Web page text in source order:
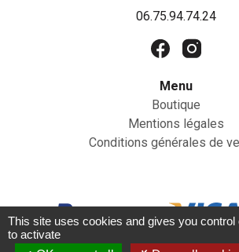
06.75.94.74.24
Menu
Boutique
Mentions légales
Conditions générales de
This site uses cookies and gives you
to activate